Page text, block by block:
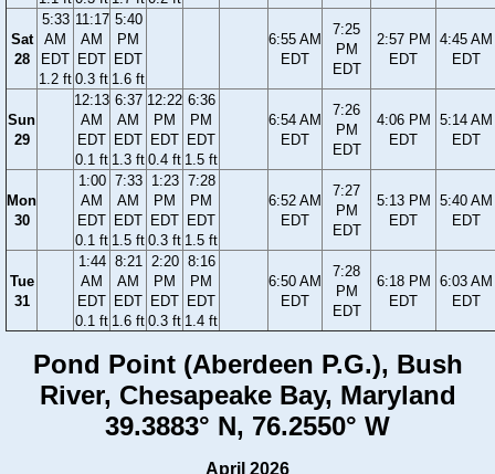
Sat
28
5:33
AM
EDT
1.2 ft
11:17
AM
EDT
0.3 ft
5:40
PM
EDT
1.6 ft
6:55 AM
EDT
7:25
PM
EDT
2:57 PM
EDT
4:45 AM
EDT
Sun
29
12:13
AM
EDT
0.1 ft
6:37
AM
EDT
1.3 ft
12:22
PM
EDT
0.4 ft
6:36
PM
EDT
1.5 ft
6:54 AM
EDT
7:26
PM
EDT
4:06 PM
EDT
5:14 AM
EDT
Mon
30
1:00
AM
EDT
0.1 ft
7:33
AM
EDT
1.5 ft
1:23
PM
EDT
0.3 ft
7:28
PM
EDT
1.5 ft
6:52 AM
EDT
7:27
PM
EDT
5:13 PM
EDT
5:40 AM
EDT
Tue
31
1:44
AM
EDT
0.1 ft
8:21
AM
EDT
1.6 ft
2:20
PM
EDT
0.3 ft
8:16
PM
EDT
1.4 ft
6:50 AM
EDT
7:28
PM
EDT
6:18 PM
EDT
6:03 AM
EDT
Pond Point (Aberdeen P.G.), Bush
River, Chesapeake Bay, Maryland
39.3883° N, 76.2550° W
April 2026